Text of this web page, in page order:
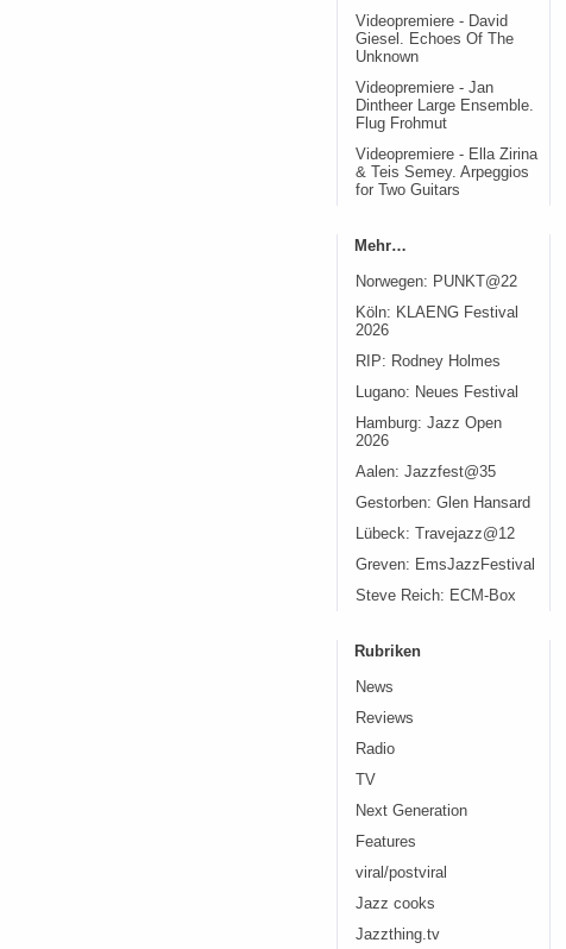
Videopremiere - David
Giesel. Echoes Of The
Unknown
Videopremiere - Jan
Dintheer Large Ensemble.
Flug Frohmut
Videopremiere - Ella Zirina
& Teis Semey. Arpeggios
for Two Guitars
Mehr…
Norwegen: PUNKT@22
Köln: KLAENG Festival
2026
RIP: Rodney Holmes
Lugano: Neues Festival
Hamburg: Jazz Open
2026
Aalen: Jazzfest@35
Gestorben: Glen Hansard
Lübeck: Travejazz@12
Greven: EmsJazzFestival
Steve Reich: ECM-Box
Rubriken
News
Reviews
Radio
TV
Next Generation
Features
viral/postviral
Jazz cooks
Jazzthing.tv